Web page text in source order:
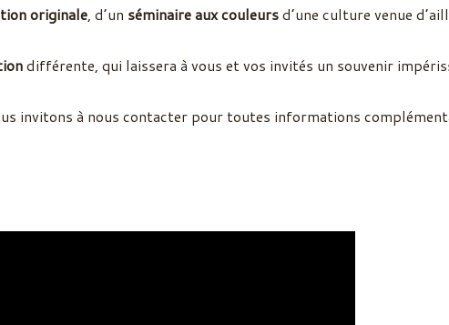
originale, d’un séminaire aux couleursd’une culture venue
différente, qui laissera à vous et vos invités un souvenir
invitons à nous contacter pour toutes informations